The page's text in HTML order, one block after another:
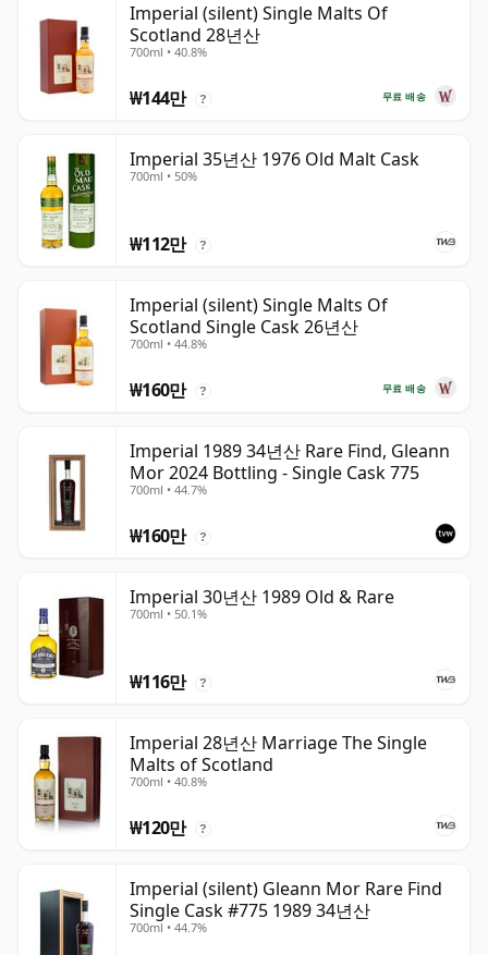
Imperial (silent) Single Malts Of
Scotland 28년산
700ml • 40.8%
무료 배송
₩144만 ?
Imperial 35년산 1976 Old Malt Cask
700ml • 50%
₩112만 ?
Imperial (silent) Single Malts Of
Scotland Single Cask 26년산
700ml • 44.8%
무료 배송
₩160만 ?
Imperial 1989 34년산 Rare Find, Gleann
Mor 2024 Bottling - Single Cask 775
700ml • 44.7%
₩160만 ?
Imperial 30년산 1989 Old & Rare
700ml • 50.1%
₩116만 ?
Imperial 28년산 Marriage The Single
Malts of Scotland
700ml • 40.8%
₩120만 ?
Imperial (silent) Gleann Mor Rare Find
Single Cask #775 1989 34년산
700ml • 44.7%